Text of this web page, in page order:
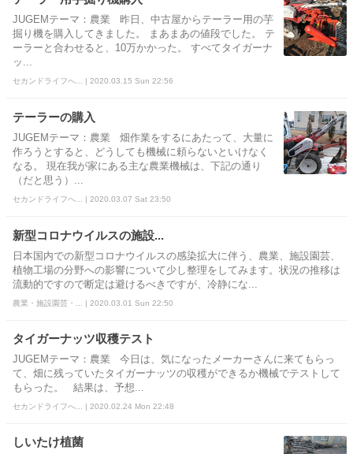
JUGEMテーマ：農業 昨日、中古屋からテーラー用の芋
掘り機を購入してきました。 まあまあの値段でした。 テ
ーラーと合わせると、10万かかった。 すべてタイガーナ
ッ...
セカンドライフへ... | 2020.03.15 Sun 22:56
テーラーの購入
JUGEMテーマ：農業 畑作業をするにあたって、大量に
作ろうとすると、どうしても機械に頼らないといけなく
なる。 現在我が家にある主な農業機械は、下記の通り
（だと思う）...
セカンドライフへ... | 2020.03.07 Sat 23:50
新型コロナウイルスの施設...
日本国内での新型コロナウイルスの感染拡大に伴う、農業、施設園芸、
植物工場の分野への影響について少し整理をしてみます。状況の推移は
流動的ですので断定は避けるべきですが、冷静にな...
農業・施設園芸・... | 2020.03.01 Sun 22:50
タイガーナッツ収穫テスト
JUGEMテーマ：農業 今日は、気になったメーカーさんに来てもらっ
て、畑に残っていたタイガーナッツの収穫ができるか機械でテストして
もらった。 結果は、予想...
セカンドライフへ... | 2020.02.24 Mon 22:48
しいたけ植菌